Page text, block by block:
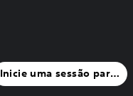
Inicie uma sessão para